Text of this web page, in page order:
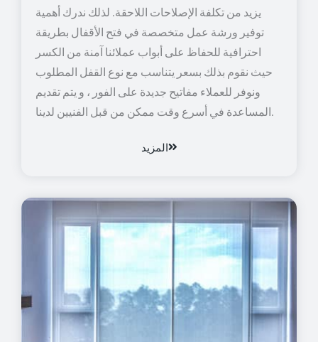
يزيد من تكلفة الإصلاحات اللاحقة. لذلك ندرك أهمية
توفير ورشة عمل متخصصة في فتح الأقفال بطريقة
احترافية للحفاظ على أبواب عملائنا آمنة من الكسر
حيث نقوم بذلك بسعر يتناسب مع نوع القفل المطلوب
ونوفر للعملاء مفاتيح جديدة على الفور ، و يتم تقديم
المساعدة في أسرع وقت ممكن من قبل الفنيين لدينا.
المزيد